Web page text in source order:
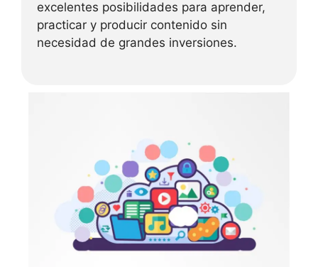
excelentes posibilidades para aprender,
practicar y producir contenido sin
necesidad de grandes inversiones.